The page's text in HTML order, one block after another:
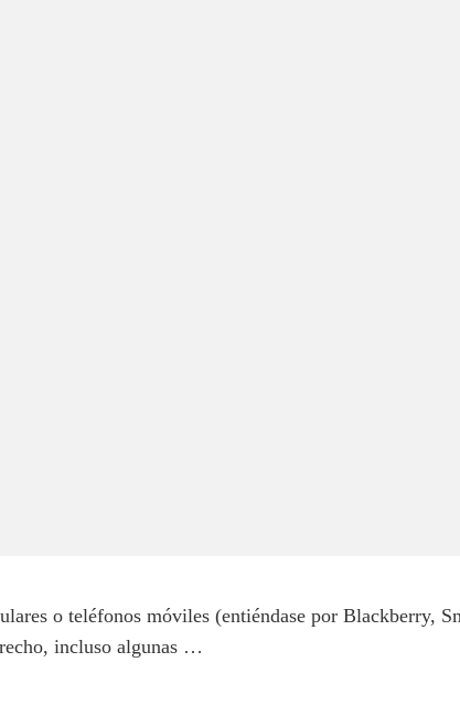
o teléfonos móviles (entiéndase por Blackberry,
incluso algunas …